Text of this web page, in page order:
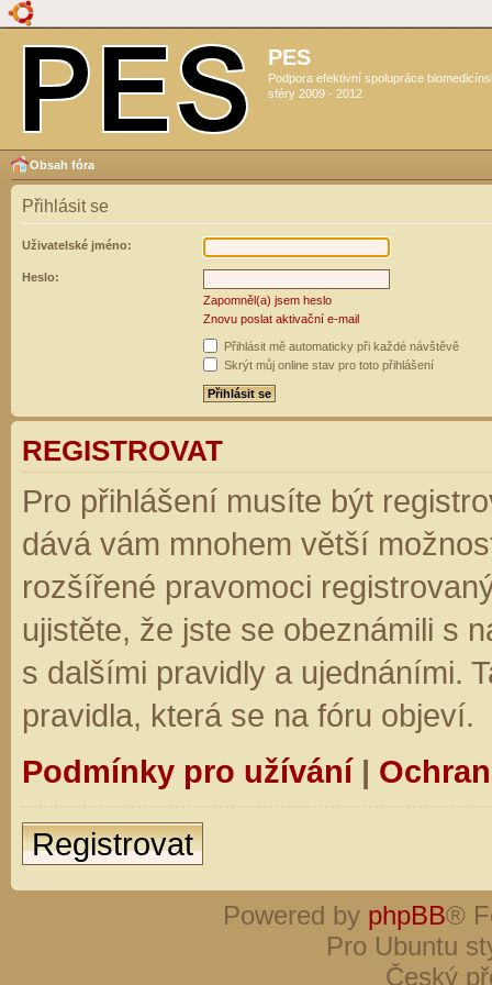
PES
Podpora efektivní spolupráce
sféry 2009 - 2012
Obsah fóra
Přihlásit se
Uživatelské jméno:
Heslo:
Zapomněl(a) jsem heslo
Znovu poslat aktivační e-mail
Přihlásit mě automaticky při každé návštěvě
Skrýt můj online stav pro toto přihlášení
REGISTROVAT
Pro přihlášení musíte být
dává vám mnohem větší
rozšířené pravomoci
ujistěte, že jste se obeznámili s
s dalšími pravidly a ujednáními.
pravidla, která se na fóru objeví.
Podmínky pro užívání|
Registrovat
Powered by phpBB®
Pro Ubuntu
Český